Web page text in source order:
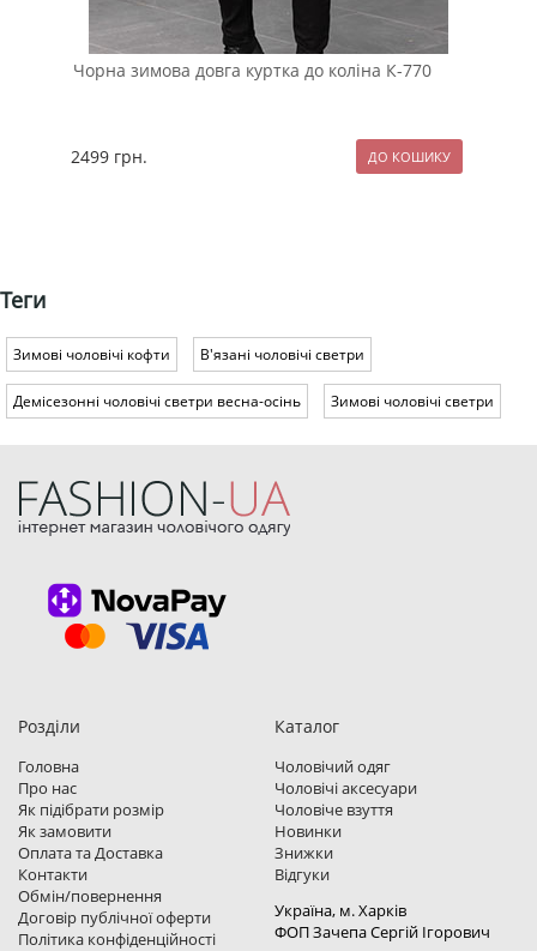
Чорна зимова довга куртка до коліна К-770
2499 грн.
Теги
Зимові чоловічі кофти В'язані чоловічі светри
Демісезонні чоловічі светри весна-осінь Зимові чоловічі светри
Розділи
Головна
Про нас
Як підібрати розмір
Як замовити
Оплата та Доставка
Контакти
Обмін/повернення
Договір публічної оферти
Політика конфіденційності
Каталог
Чоловічий одяг
Чоловічі аксесуари
Чоловіче взуття
Новинки
Знижки
Відгуки
Україна, м. Харкiв
ФОП Зачепа Сергій Ігорович